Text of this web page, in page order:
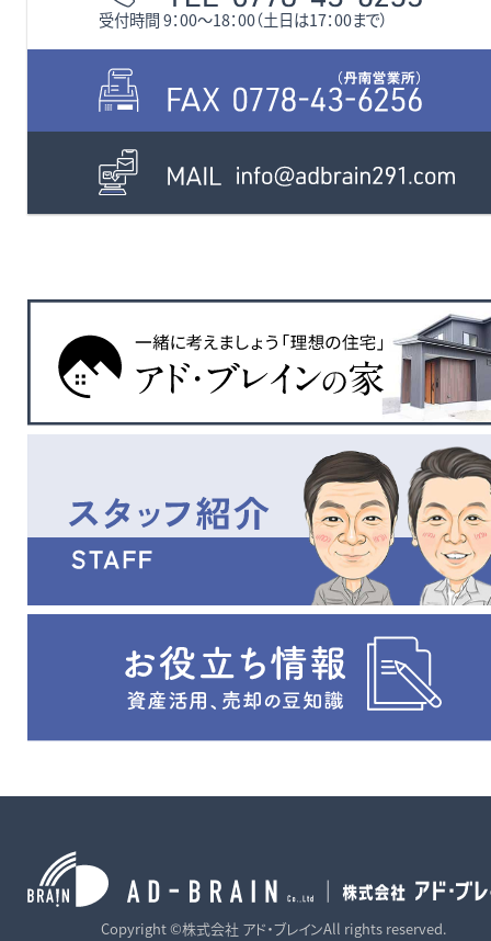
受付時間 9：00〜18：00（土日は17：00まで）
Copyright ©株式会社 アド・ブレインAll rights reserved.